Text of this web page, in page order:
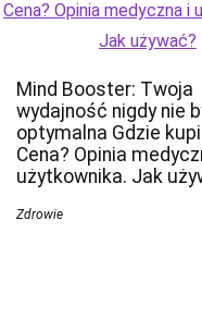
Mind Booster: Twoja
wydajność nigdy nie
optymalna Gdzie
Cena? Opinia
użytkownika. Jak
Zdrowie